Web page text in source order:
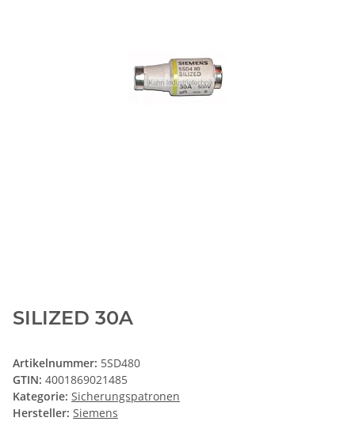
SILIZED 30A
Artikelnummer: 5SD480
GTIN: 4001869021485
Kategorie: Sicherungspatronen
Hersteller: Siemens